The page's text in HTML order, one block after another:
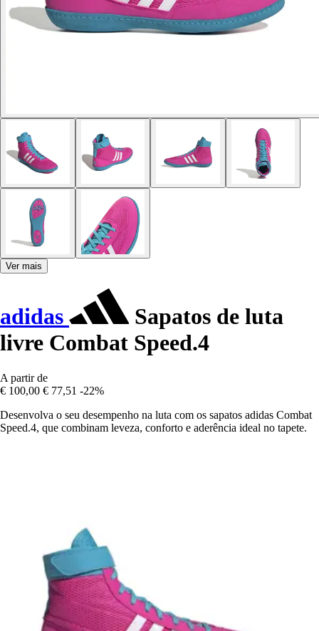
Ver mais
adidas
Sapatos de luta
livre Combat Speed.4
A partir de
€ 100,00 € 77,51 -22%
Desenvolva o seu desempenho na luta com os sapatos adidas Combat
Speed.4, que combinam leveza, conforto e aderência ideal no tapete.